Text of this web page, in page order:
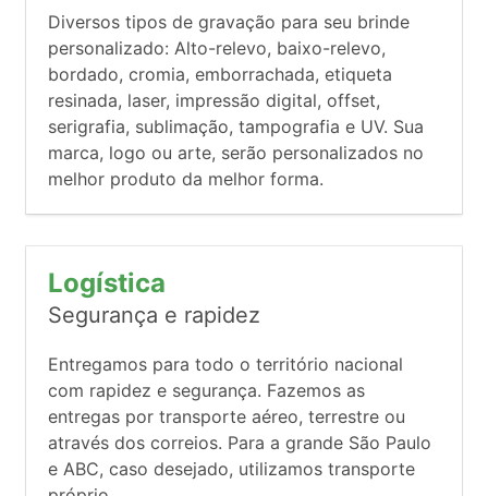
Diversos tipos de gravação para seu brinde
personalizado: Alto-relevo, baixo-relevo,
bordado, cromia, emborrachada, etiqueta
resinada, laser, impressão digital, offset,
serigrafia, sublimação, tampografia e UV. Sua
marca, logo ou arte, serão personalizados no
melhor produto da melhor forma.
Logística
Segurança e rapidez
Entregamos para todo o território nacional
com rapidez e segurança. Fazemos as
entregas por transporte aéreo, terrestre ou
através dos correios. Para a grande São Paulo
e ABC, caso desejado, utilizamos transporte